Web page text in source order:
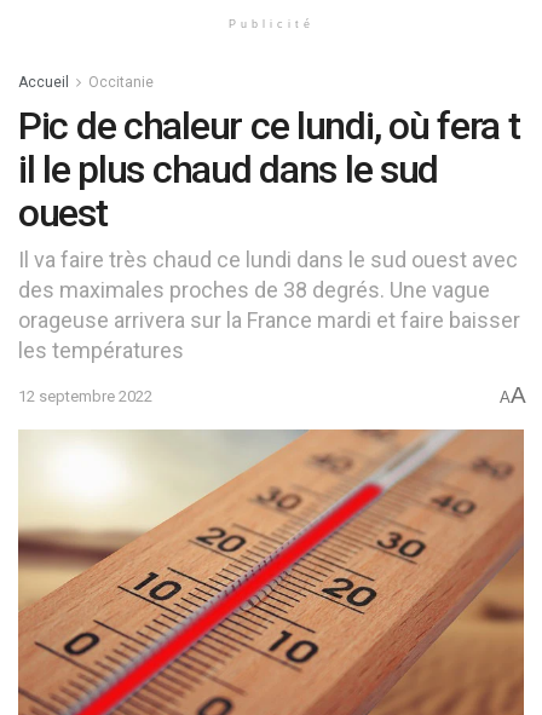
Publicité
Accueil Occitanie
Pic de chaleur ce lundi, où fera t
il le plus chaud dans le sud
ouest
Il va faire très chaud ce lundi dans le sud ouest avec
des maximales proches de 38 degrés. Une vague
orageuse arrivera sur la France mardi et faire baisser
les températures
12 septembre 2022 AA